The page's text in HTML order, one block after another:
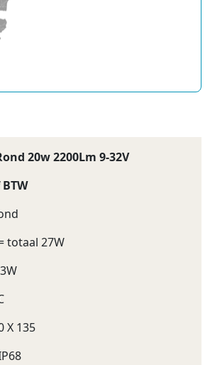
20w 2200Lm 9-32V
totaal 27W
X 135